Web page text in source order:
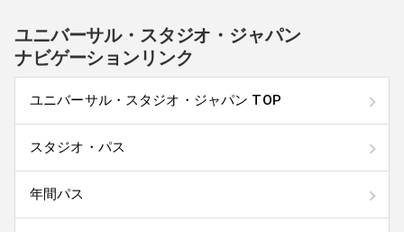
販売したチケットについて、2015年11月1日(日)入場分より、QRコード
を無効化します。
【転売されたチケットのQRコード無効化について】
ユニバーサル・スタジオ・ジャパンは、転売目的での買い占めや転売行
為によるパークチケット価格の高騰を防止し、ゲストが適正な価格でパ
ークを楽しめるよう、オフィシャルWEBサイトのWEBチケットストア利
用規約において、チケットの転売行為を固く禁止しています。
含むすべての転売は、当該規約違反であり、違反者がユニバーサル・ス
１）規約違反者がWEBチケットストアで購入した、パークに関連するす
ユニバーサル・スタジオ・ジャパン
ナビゲーションリンク
ユニバーサル・スタジオ・ジャパン TOP
スタジオ・パス
年間パス